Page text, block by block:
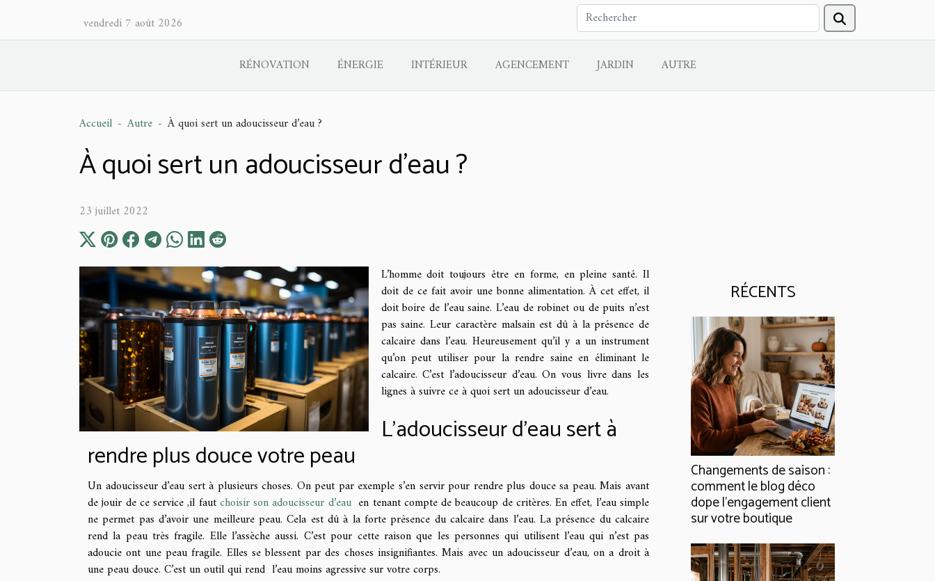
vendredi 7 août 2026
RÉNOVATION ÉNERGIE INTÉRIEUR AGENCEMENT JARDIN AUTRE
Accueil Autre À quoi sert un adoucisseur d’eau ?
À quoi sert un adoucisseur d’eau ?
23 juillet 2022
L’homme doit toujours être en forme, en pleine santé. Il
doit de ce fait avoir une bonne alimentation. À cet effet, il
doit boire de l’eau saine. L’eau de robinet ou de puits n’est
pas saine. Leur caractère malsain est dû à la présence de
calcaire dans l’eau. Heureusement qu’il y a un instrument
qu’on peut utiliser pour la rendre saine en éliminant le
calcaire. C’est l’adoucisseur d’eau. On vous livre dans les
lignes à suivre ce à quoi sert un adoucisseur d’eau.
L’adoucisseur d’eau sert à
rendre plus douce votre peau
Un adoucisseur d’eau sert à plusieurs choses. On peut par exemple s’en servir pour rendre plus douce sa peau. Mais avant
de jouir de ce service ,il fautchoisir son adoucisseur d’eau en tenant compte de beaucoup de critères. En effet, l’eau simple
ne permet pas d’avoir une meilleure peau. Cela est dû à la forte présence du calcaire dans l’eau. La présence du calcaire
rend la peau très fragile. Elle l’assèche aussi. C’est pour cette raison que les personnes qui utilisent l’eau qui n’est pas
adoucie ont une peau fragile. Elles se blessent par des choses insignifiantes. Mais avec un adoucisseur d’eau, on a droit à
une peau douce. C’est un outil qui rend l’eau moins agressive sur votre corps.
RÉCENTS
Changements de saison :
comment le blog déco
dope l’engagement client
sur votre boutique